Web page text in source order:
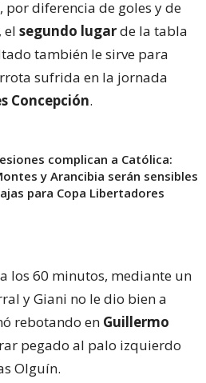
diferencia de goles y de
el segundo lugarde la tabla
también le sirve para
sufrida en la jornada
Concepción.
complican a Católica:
y Arancibia serán sensibles
para Copa Libertadores
los 60 minutos, mediante un
y Giani no le dio bien a
rebotando en Guillermo
pegado al palo izquierdo
Olguín.